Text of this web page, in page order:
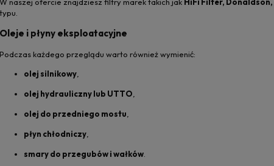
W naszej ofercie znajdziesz filtry marek takich jak HiFi Filter,
typu.
Oleje i płyny eksploatacyjne
Podczas każdego przeglądu warto również wymienić:
olej silnikowy
olej hydrauliczny lub UTTO
olej do przedniego mostu
płyn chłodniczy
smary do przegubów i wałków